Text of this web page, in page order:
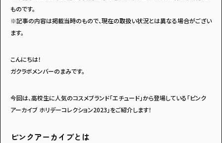
ものです。
※記事の内容は掲載当時のもので、現在の取扱い状況とは異なる場合がござい
ます。
こんにちは！
ガクラボメンバーのまみです。
今回は、高校生に人気のコスメブランド「エチュード」から登場している「ピンク
アーカイブ ホリデーコレクション2023」をご紹介します！
ピンクアーカイブとは